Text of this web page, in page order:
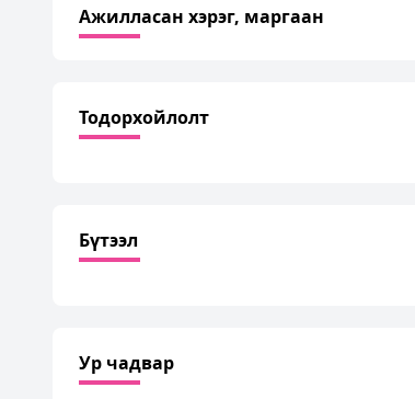
Ажилласан хэрэг, маргаан
Тодорхойлолт
Бүтээл
Ур чадвар